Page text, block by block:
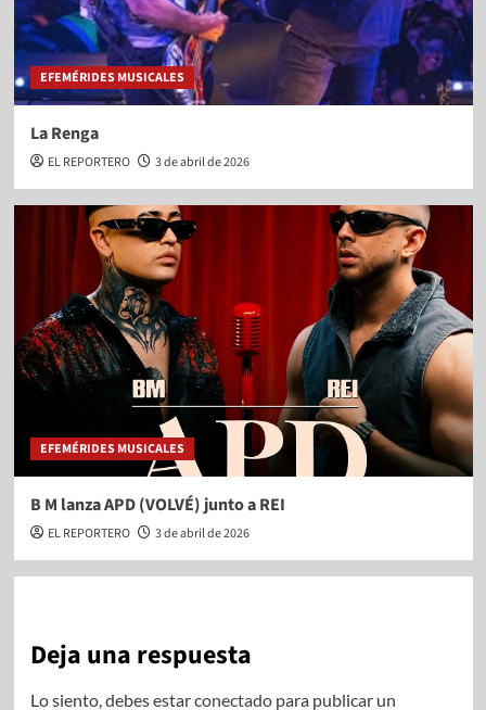
EFEMÉRIDES MUSICALES
La Renga
EL REPORTERO 3 de abril de 2026
EFEMÉRIDES MUSICALES
B M lanza APD (VOLVÉ) junto a REI
EL REPORTERO 3 de abril de 2026
Deja una respuesta
Lo siento, debes estarconectadopara publicar un